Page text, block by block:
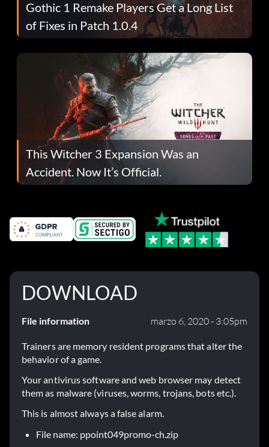
Gothic 1 Remake Players Get a Long List
of Fixes in Patch 1.0.4
This Witcher 3 Expansion Was an
Accident. Now It’s Official.
DOWNLOAD
File information marzo 6, 2020 - 3:05pm
Trainers are memory resident programs that alter the
behavior of a game.
Your antivirus software and web browser may detect
them as malware (viruses, worms, trojans, bots etc.).
This is almost always a false alarm.
File name: ppoint049promo-ch.zip